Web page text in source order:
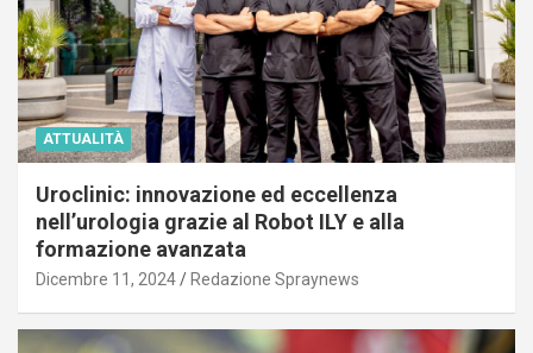
ATTUALITÀ
Uroclinic: innovazione ed eccellenza
nell’urologia grazie al Robot ILY e alla
formazione avanzata
Dicembre 11, 2024 Redazione Spraynews